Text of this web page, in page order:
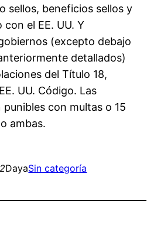
sellos, beneficios sellos y
el EE. UU. Y
(excepto debajo
detallados)
del Título 18,
UU. Código. Las
con multas o 15
ambas.
DayaSin categoría